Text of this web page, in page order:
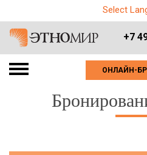
Select
+7
ОНЛАЙН-